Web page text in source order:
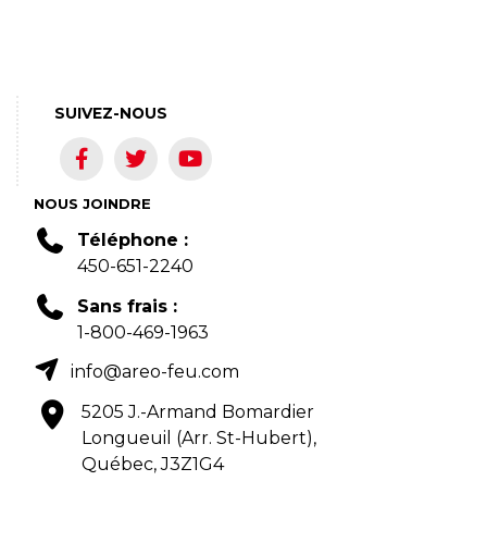
NOUS JOINDRE
Téléphone :
450-651-2240
Sans frais :
1-800-469-1963
info@areo-feu.com
5205 J.-Armand Bomardier
Longueuil (Arr. St-Hubert),
Québec, J3Z1G4
SUIVEZ-NOUS